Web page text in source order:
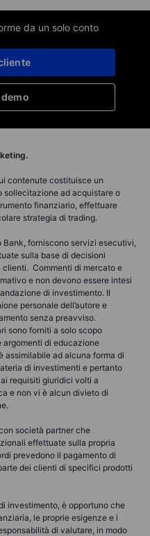
da un solo conto
contenute costituisce un
sollecitazione ad acquistare o
finanziario, effettuare
strategia di trading.
Bank, forniscono servizi esecutivi,
sulla base di decisioni
Commenti di mercato e
e non devono essere intesi
di investimento. Il
personale dell’autore e
senza preavviso.
sono forniti a solo scopo
argomenti di educazione
assimilabile ad alcuna forma di
di investimenti e pertanto
requisiti giuridici volti a
e non vi è alcun divieto di
società partner che
effettuate sulla propria
prevedono il pagamento di
dei clienti di specifici prodotti
investimento, è opportuno che
le proprie esigenze e i
di valutare, in modo